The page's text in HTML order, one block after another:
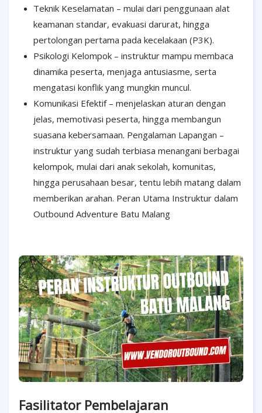
Teknik Keselamatan – mulai dari penggunaan alat
keamanan standar, evakuasi darurat, hingga
pertolongan pertama pada kecelakaan (P3K).
Psikologi Kelompok – instruktur mampu membaca
dinamika peserta, menjaga antusiasme, serta
mengatasi konflik yang mungkin muncul.
Komunikasi Efektif – menjelaskan aturan dengan
jelas, memotivasi peserta, hingga membangun
suasana kebersamaan. Pengalaman Lapangan –
instruktur yang sudah terbiasa menangani berbagai
kelompok, mulai dari anak sekolah, komunitas,
hingga perusahaan besar, tentu lebih matang dalam
memberikan arahan. Peran Utama Instruktur dalam
Outbound Adventure Batu Malang
Fasilitator Pembelajaran